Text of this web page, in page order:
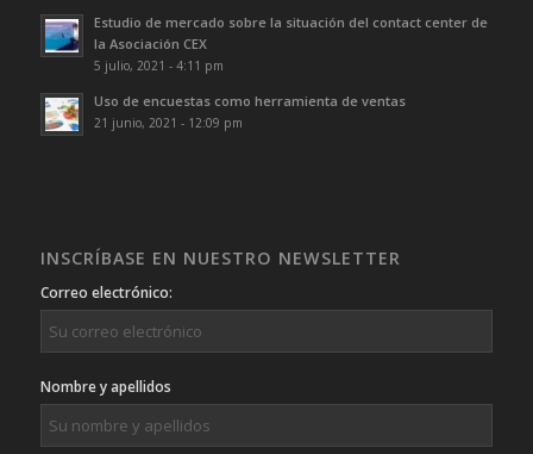
Estudio de mercado sobre la situación del contact center de
la Asociación CEX
5 julio, 2021 - 4:11 pm
Uso de encuestas como herramienta de ventas
21 junio, 2021 - 12:09 pm
INSCRÍBASE EN NUESTRO NEWSLETTER
Correo electrónico:
Nombre y apellidos